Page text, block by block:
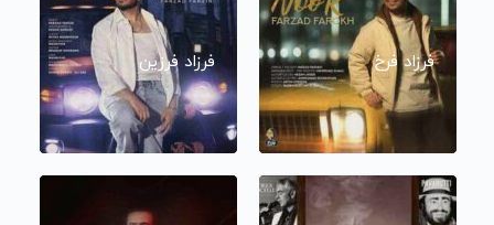
فرزاد فرخ فرزاد فرزین